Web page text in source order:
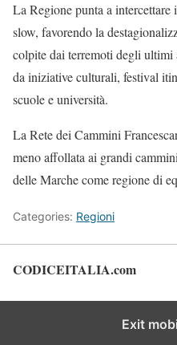
La Regione punta a
slow, favorendo la
colpite dai terremoti degli
da iniziative culturali, festival
scuole e università.
La Rete dei Cammini
meno affollata ai grandi
delle Marche come regione di
Categories: Regioni
CODICEITALIA.com
Exit